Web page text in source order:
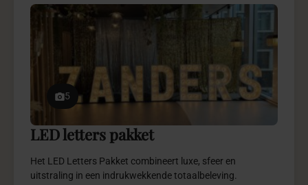
5
LED letters pakket
Het LED Letters Pakket combineert luxe, sfeer en
uitstraling in een indrukwekkende totaalbeleving.